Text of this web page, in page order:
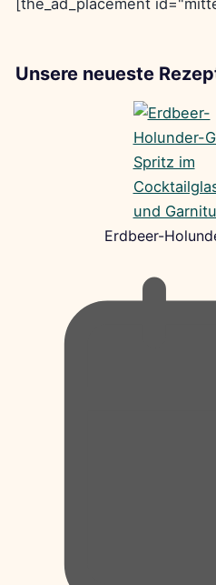
Unsere neueste
Erdbeer-